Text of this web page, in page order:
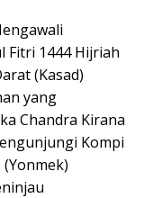
Fitri 1444 Hijriah
(Kasad)
yang
Chandra Kirana
Kompi